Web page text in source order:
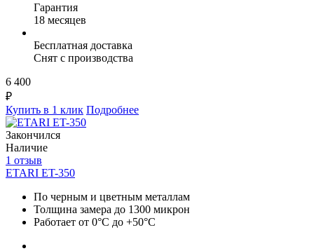
Гарантия
18 месяцев
Бесплатная доставка
Снят с производства
6 400
₽
Купить в 1 клик Подробнее
Закончился
Наличие
1 отзыв
ETARI ET-350
По черным и цветным металлам
Толщина замера до 1300 микрон
Работает от 0°C до +50°C